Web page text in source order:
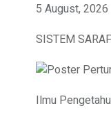
5 August, 2026
SISTEM
Ilmu